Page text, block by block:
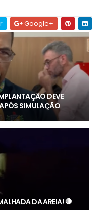
Google+
DEVE
SIMULAÇÃO
DA AREIA! 🛑